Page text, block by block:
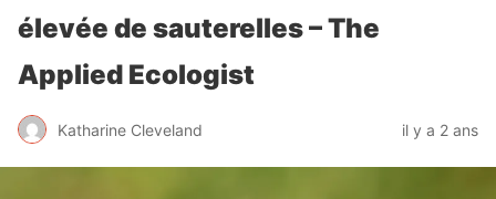
élevée de sauterelles – The
Applied Ecologist
Katharine Cleveland il y a 2 ans